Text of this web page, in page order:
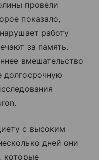
провели
показало,
работу
за память.
вмешательство
долгосрочную
с высоким
дней они
которые